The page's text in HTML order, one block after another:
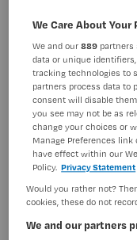
Artsen
BRANCHE
Ziekenhuis
PLAATSINGSDATUM
17 oktober 2024
ERVARING
In opleiding
Vacature
We Care About Your
We and our889 partners
data or unique
tracking technologies to
partners process data to
consent will disable
you see may not be as
change your choices or
Manage Preferences
have effect within our
Policy. Privacy Statement
Would you rather not?
cookies, these do not
We and our partners